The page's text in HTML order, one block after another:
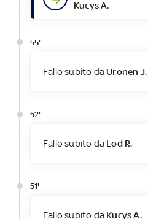
Kucys A.
55'
Fallo subito daUronen J.
52'
Fallo subito da Lod R.
51'
Fallo subito da Kucys A.